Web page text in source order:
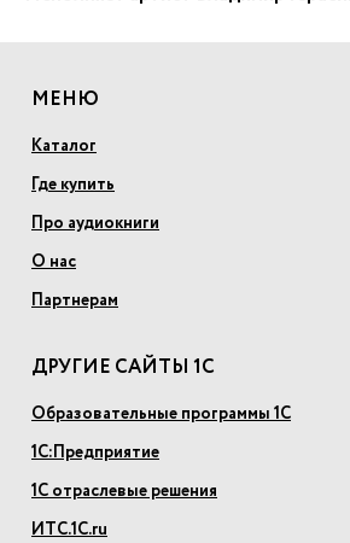
МЕНЮ
Каталог
Где купить
Про аудиокниги
О нас
Партнерам
ДРУГИЕ САЙТЫ 1С
Образовательные программы 1С
1С:Предприятие
1С отраслевые решения
ИТС.1С.ru